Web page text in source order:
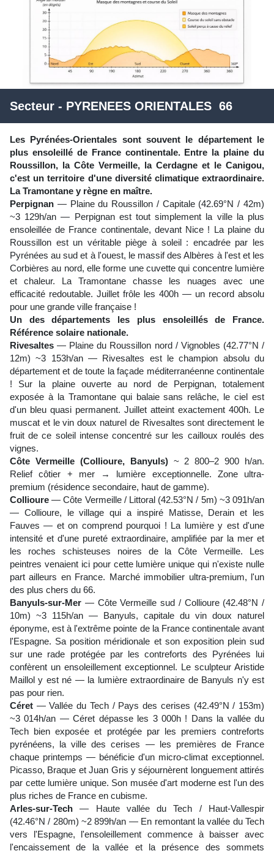
Secteur - PYRENEES ORIENTALES 66
Les Pyrénées-Orientales sont souvent le département le
plus ensoleillé de France continentale. Entre la plaine du
Roussillon, la Côte Vermeille, la Cerdagne et le Canigou,
c'est un territoire d'une diversité climatique extraordinaire.
La Tramontane y règne en maître.
Perpignan — Plaine du Roussillon / Capitale (42.69°N / 42m)
~3 129h/an — Perpignan est tout simplement la ville la plus
ensoleillée de France continentale, devant Nice ! La plaine du
Roussillon est un véritable piège à soleil : encadrée par les
Pyrénées au sud et à l'ouest, le massif des Albères à l'est et les
Corbières au nord, elle forme une cuvette qui concentre lumière
et chaleur. La Tramontane chasse les nuages avec une
efficacité redoutable. Juillet frôle les 400h — un record absolu
pour une grande ville française !
Un des départements les plus ensoleillés de France.
Référence solaire nationale.
Rivesaltes — Plaine du Roussillon nord / Vignobles (42.77°N /
12m) ~3 153h/an — Rivesaltes est le champion absolu du
département et de toute la façade méditerranéenne continentale
! Sur la plaine ouverte au nord de Perpignan, totalement
exposée à la Tramontane qui balaie sans relâche, le ciel est
d'un bleu quasi permanent. Juillet atteint exactement 400h. Le
muscat et le vin doux naturel de Rivesaltes sont directement le
fruit de ce soleil intense concentré sur les cailloux roulés des
vignes.
Côte Vermeille (Collioure, Banyuls) ~ 2 800–2 900 h/an.
Relief côtier + mer → lumière exceptionnelle. Zone ultra-
premium (résidence secondaire, haut de gamme).
Collioure — Côte Vermeille / Littoral (42.53°N / 5m) ~3 091h/an
— Collioure, le village qui a inspiré Matisse, Derain et les
Fauves — et on comprend pourquoi ! La lumière y est d'une
intensité et d'une pureté extraordinaire, amplifiée par la mer et
les roches schisteuses noires de la Côte Vermeille. Les
peintres venaient ici pour cette lumière unique qui n'existe nulle
part ailleurs en France. Marché immobilier ultra-premium, l'un
des plus chers du 66.
Banyuls-sur-Mer — Côte Vermeille sud / Collioure (42.48°N /
10m) ~3 115h/an — Banyuls, capitale du vin doux naturel
éponyme, est à l'extrême pointe de la France continentale avant
l'Espagne. Sa position méridionale et son exposition plein sud
sur une rade protégée par les contreforts des Pyrénées lui
confèrent un ensoleillement exceptionnel. Le sculpteur Aristide
Maillol y est né — la lumière extraordinaire de Banyuls n'y est
pas pour rien.
Céret — Vallée du Tech / Pays des cerises (42.49°N / 153m)
~3 014h/an — Céret dépasse les 3 000h ! Dans la vallée du
Tech bien exposée et protégée par les premiers contreforts
pyrénéens, la ville des cerises — les premières de France
chaque printemps — bénéficie d'un micro-climat exceptionnel.
Picasso, Braque et Juan Gris y séjournèrent longuement attirés
par cette lumière unique. Son musée d'art moderne est l'un des
plus riches de France en cubisme.
Arles-sur-Tech— Haute vallée du Tech / Haut-Vallespir
(42.46°N / 280m) ~2 899h/an — En remontant la vallée du Tech
vers l'Espagne, l'ensoleillement commence à baisser avec
l'encaissement de la vallée et la présence des sommets